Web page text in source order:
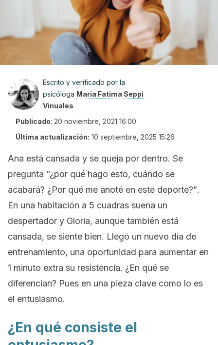
Escrito y verificado por la
psicóloga Maria Fatima Seppi
Vinuales
Publicado: 20 noviembre, 2021 16:00
Última actualización: 10 septiembre, 2025 15:26
Ana está cansada y se queja por dentro. Se
pregunta “¿por qué hago esto, cuándo se
acabará? ¿Por qué me anoté en este deporte?”.
En una habitación a 5 cuadras suena un
despertador y Gloria, aunque también está
cansada, se siente bien. Llegó un nuevo día de
entrenamiento, una oportunidad para aumentar en
1 minuto extra su resistencia. ¿En qué se
diferencian? Pues en una pieza clave como lo es
el entusiasmo.
¿En qué consiste el